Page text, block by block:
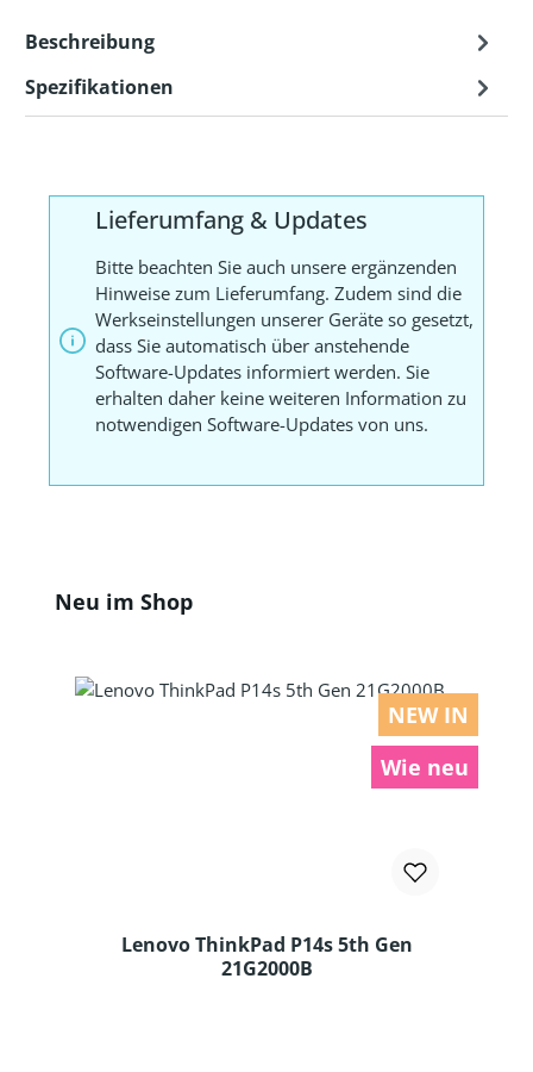
Beschreibung
Spezifikationen
Lieferumfang & Updates
Bitte beachten Sie auch unsere ergänzenden
Hinweise zum Lieferumfang. Zudem sind die
Werkseinstellungen unserer Geräte so gesetzt,
dass Sie automatisch über anstehende
Software-Updates informiert werden. Sie
erhalten daher keine weiteren Information zu
notwendigen Software-Updates von uns.
Produktgalerie überspringen
Neu im Shop
NEW IN
Wie neu
Lenovo ThinkPad P14s 5th Gen
21G2000B